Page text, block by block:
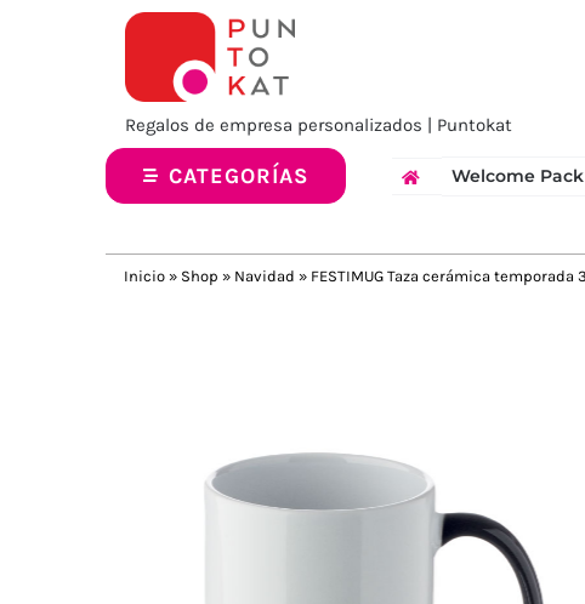
Regalos de empresa personalizados | Puntokat
CATEGORÍAS Welcome Pack
Inicio » Shop » Navidad » FESTIMUG Taza cerámica temporada